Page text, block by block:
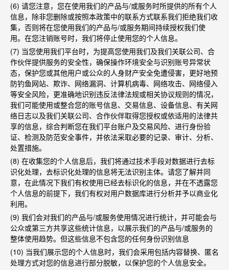
(6) 请您注意，您在使用我们的产品与/或服务时所提供的所有个人
信息，除非您删除或按照本政策中的联系方式联系我们拒绝我们收
集，否则将在您使用我们的产品与/或服务期间持续授权我们使
用。在您注销账号时，我们将停止使用您的个人信息。
(7) 当您使用我们平台时，为提高您使用我们及我们关联公司、合
作伙伴提供服务的安全性，确保操作环境安全与识别账号异常状
态，保护您或其他用户或公众的人身财产安全免遭侵害，更好地预
防钓鱼网站、欺诈、网络漏洞、计算机病毒、网络攻击、网络侵入
等安全风险，更准确地识别违反法律法规或相关协议规则的情况，
我们可能使用或整合您的账号信息、交易信息、设备信息、有关网
络日志以及我们关联公司、合作伙伴取得您授权或依适用的法律共
享的信息，综合判断您在我们平台账户及交易风险、进行身份验
证、检测及防范安全事件，并依法采取必要的记录、审计、分析、
处置措施。
(8) 在收集您的个人信息后，我们将通过技术手段对数据进行去标
识化处理，去标识化处理的信息将无法识别主体。请您了解并同
意，在此情况下我们有权使用已经去标识化的信息，并在不透露您
个人信息的前提下，我们有权对用户数据库进行分析并予以商业化
利用。
(9) 我们会对我们的产品与/或服务使用情况进行统计，并可能会与
公众或第三方共享这些统计信息，以展示我们的产品与/或服务的
整体使用趋势。但这些信息不包含您的任何身份识别信息
(10) 当我们展示您的个人信息时，我们会采用包括内容替换、匿名
处理方式对您的信息进行部分脱敏，以保护您的个人信息安全。